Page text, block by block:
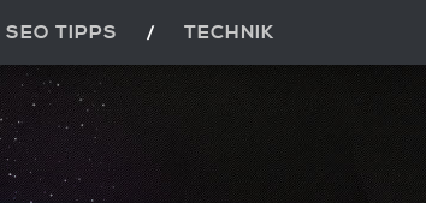
SEO TIPPS TECHNIK